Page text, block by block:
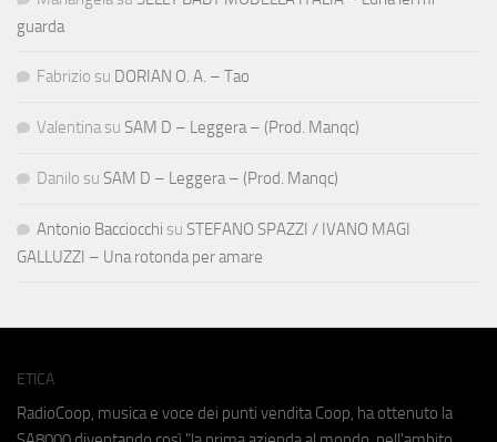
guarda
Fabrizio su DORIAN O. A. – Tao
Valentina su SAM D – Leggera – (Prod. Manqc)
Danilo su SAM D – Leggera – (Prod. Manqc)
Antonio Bacciocchi su STEFANO SPAZZI / IVANO MAGI
GALLUZZI – Una rotonda per amare
ETICA
RadioCoop, musica e voce dei punti vendita Coop, ha ottenuto la